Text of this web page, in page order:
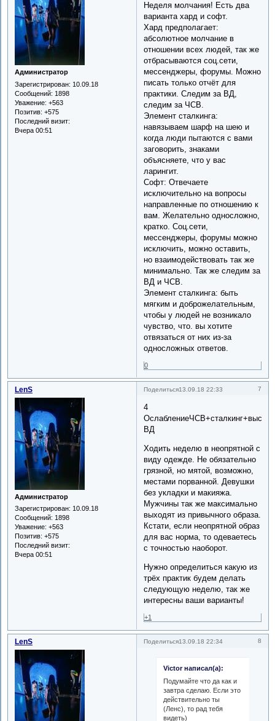
Администратор
Зарегистрирован: 10.09.18
Сообщений: 1898
Уважение: +563
Позитив: +575
Последний визит:
Вчера 00:51
Неделя молчания! Есть два
варианта хард и софт.
Хард предполагает:
абсолютное молчание в
отношении всех людей, так же
отбрасываются соц.сети,
мессенджеры, форумы. Можно
писать только отчёт для
практики. Следим за ВД,
следим за ЧСВ.
Элемент сталкинга:
навязываем шарф на шею и
когда люди пытаются с вами
заговорить, знаками
объясняете, что у вас
ларингит.
Софт: Отвечаете
исключительно на вопросы
направленные по отношению к
вам. Желательно односложно,
кратко. Соц.сети,
мессенджеры, форумы можно
исключить, можно оставить,
но взаимодействовать так же
минимально. Так же следим за
ВД и ЧСВ.
Элемент сталкинга: быть
мягким и доброжелательным,
чтобы у людей не возникало
чувство, что. вы хотите
отвязаться от них из-за
односложных ответов.
0
Поделиться 7
13.09.18 22:33
LenS
Администратор
Зарегистрирован: 10.09.18
Сообщений: 1898
Уважение: +563
Позитив: +575
Последний визит:
Вчера 00:51
4
ВД
Ходить неделю в неопрятной с
виду одежде. Не обязательно
грязной, но мятой, возможно,
местами порванной. Девушки
без укладки и макияжа.
Мужчины так же максимально
выходят из привычного образа.
Кстати, если неопрятной образ
для вас норма, то одеваетесь
с точностью наоборот.
Нужно определиться какую из
трёх практик будем делать
следующую неделю, так же
интересны ваши варианты!
+1
Поделиться 8
13.09.18 22:34
LenS
Victor написал(а):
Подумайте что да как и
завтра сделаю. Если это
действительно ты
(Ленс), то рад тебя
видеть)